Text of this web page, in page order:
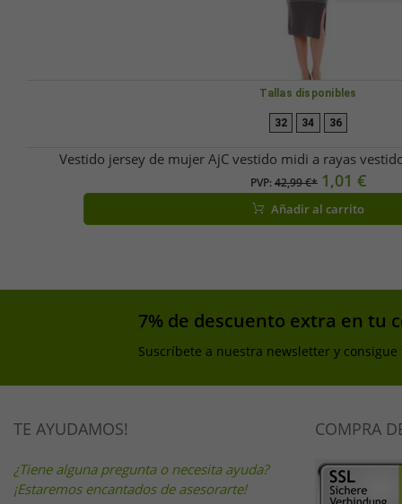
Tallas disponibles
32 34 36
Vestido jersey de mujer AjC vestido midi a rayas
PVP:42,99 €* 1,01 €
Añadir al carrito
7% de descuento extra en tu
Suscríbete a nuestra newsletter y
TE AYUDAMOS!
¿Tiene alguna pregunta o necesita ayuda?
¡Estaremos encantados de asesorarte!
COMPRA